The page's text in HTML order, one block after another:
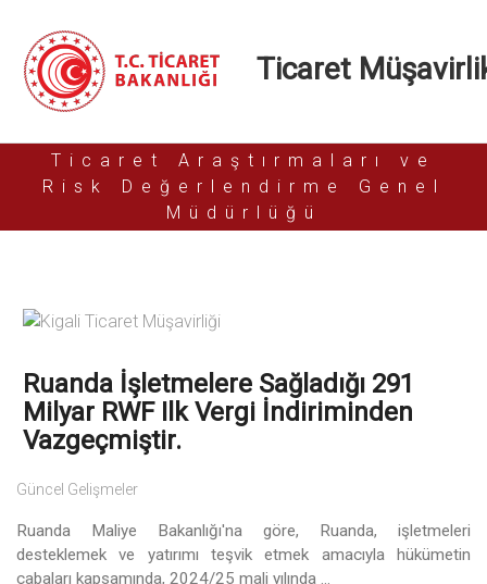
Ticaret
Ticaret Araştırmaları ve
Risk Değerlendirme Genel
Müdürlüğü
Ruanda İşletmelere Sağladığı 291
Milyar RWF Ilk Vergi İndiriminden
Vazgeçmiştir.
Güncel Gelişmeler
Ruanda Maliye Bakanlığı'na göre, Ruanda, işletmeleri
desteklemek ve yatırımı teşvik etmek amacıyla hükümetin
çabaları kapsamında, 2024/25 mali yılında ...